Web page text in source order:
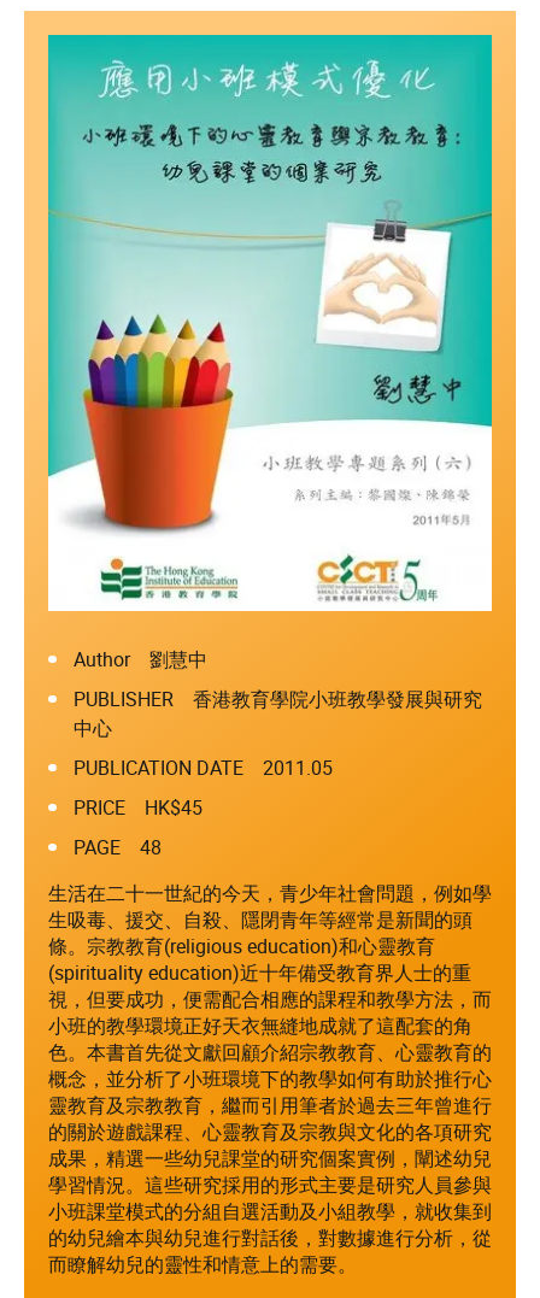
Author 劉慧中
PUBLISHER 香港教育學院小班教學發展與研究
中心
PUBLICATION DATE 2011.05
PRICE HK$45
PAGE 48
生活在二十一世紀的今天，青少年社會問題，例如學
生吸毒、援交、自殺、隱閉青年等經常是新聞的頭
條。宗教教育(religious education)和心靈教育
(spirituality education)近十年備受教育界人士的重
視，但要成功，便需配合相應的課程和教學方法，而
小班的教學環境正好天衣無縫地成就了這配套的角
色。本書首先從文獻回顧介紹宗教教育、心靈教育的
概念，並分析了小班環境下的教學如何有助於推行心
靈教育及宗教教育，繼而引用筆者於過去三年曾進行
的關於遊戲課程、心靈教育及宗教與文化的各項研究
成果，精選一些幼兒課堂的研究個案實例，闡述幼兒
學習情況。這些研究採用的形式主要是研究人員參與
小班課堂模式的分組自選活動及小組教學，就收集到
的幼兒繪本與幼兒進行對話後，對數據進行分析，從
而瞭解幼兒的靈性和情意上的需要。